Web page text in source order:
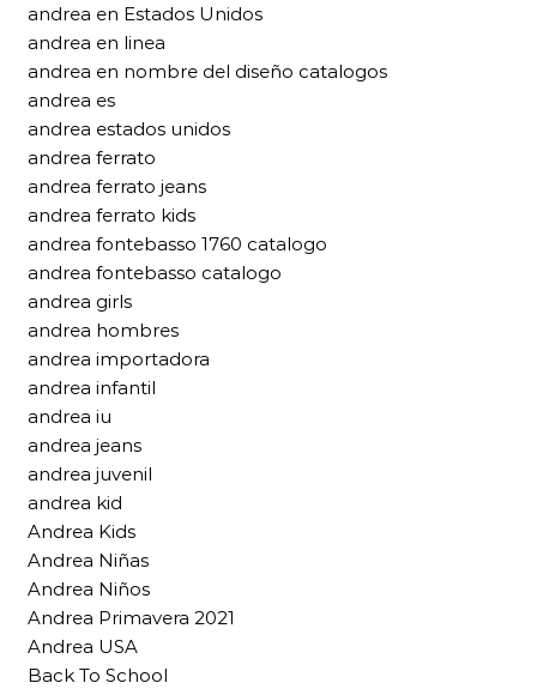
andrea en Estados Unidos
andrea en linea
andrea en nombre del diseño catalogos
andrea es
andrea estados unidos
andrea ferrato
andrea ferrato jeans
andrea ferrato kids
andrea fontebasso 1760 catalogo
andrea fontebasso catalogo
andrea girls
andrea hombres
andrea importadora
andrea infantil
andrea iu
andrea jeans
andrea juvenil
andrea kid
Andrea Kids
Andrea Niñas
Andrea Niños
Andrea Primavera 2021
Andrea USA
Back To School